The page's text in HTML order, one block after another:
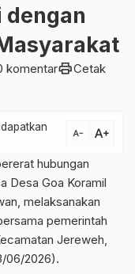
dengan
komentarprintCetak
text_decrease text_increase
hubungan
Desa Goa Koramil
melaksanakan
pemerintah
Jereweh,
06/2026).